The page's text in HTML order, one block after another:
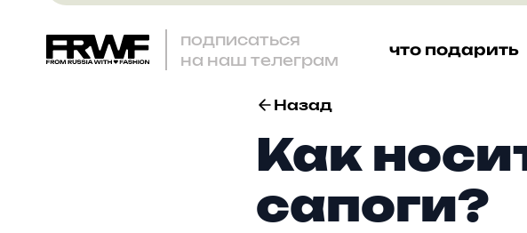
подписаться
на наш телеграм
что подарить
Назад
Как
сапоги?